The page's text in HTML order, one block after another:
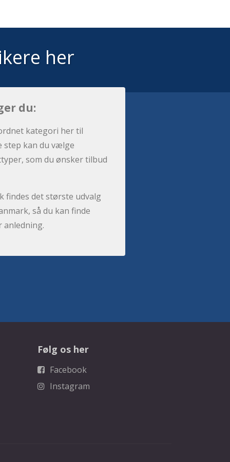
her
du:
kategori her til
step kan du vælge
som du ønsker tilbud
findes det største udvalg
så du kan finde
anledning.
Følg os her
Facebook
Instagram